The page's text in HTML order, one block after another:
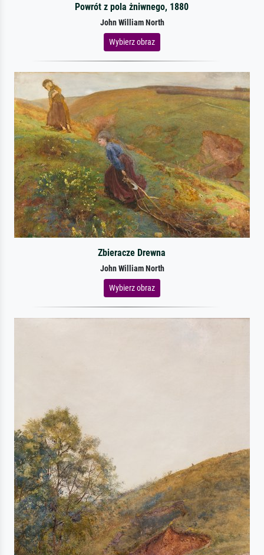
Powrót z pola żniwnego, 1880
John William North
Wybierz obraz
Zbieracze Drewna
John William North
Wybierz obraz